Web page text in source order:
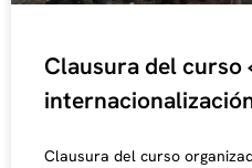
Clausura del curso
Clausura del curso